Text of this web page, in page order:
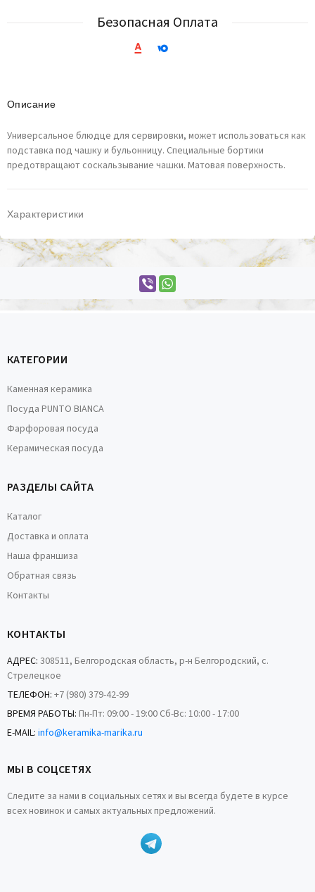
Безопасная Оплата
Описание
Универсальное блюдце для сервировки, может использоваться как
подставка под чашку и бульонницу. Специальные бортики
предотвращают соскальзывание чашки. Матовая поверхность.
Характеристики
КАТЕГОРИИ
Каменная керамика
Посуда PUNTO BIANCA
Фарфоровая посуда
Керамическая посуда
РАЗДЕЛЫ САЙТА
Каталог
Доставка и оплата
Наша франшиза
Обратная связь
Контакты
КОНТАКТЫ
АДРЕС: 308511, Белгородская область, р-н Белгородский, с.
Стрелецкое
ТЕЛЕФОН: +7 (980) 379-42-99
ВРЕМЯ РАБОТЫ: Пн-Пт: 09:00 - 19:00 Сб-Вс: 10:00 - 17:00
E-MAIL: info@keramika-marika.ru
МЫ В СОЦСЕТЯХ
Следите за нами в социальных сетях и вы всегда будете в курсе
всех новинок и самых актуальных предложений.